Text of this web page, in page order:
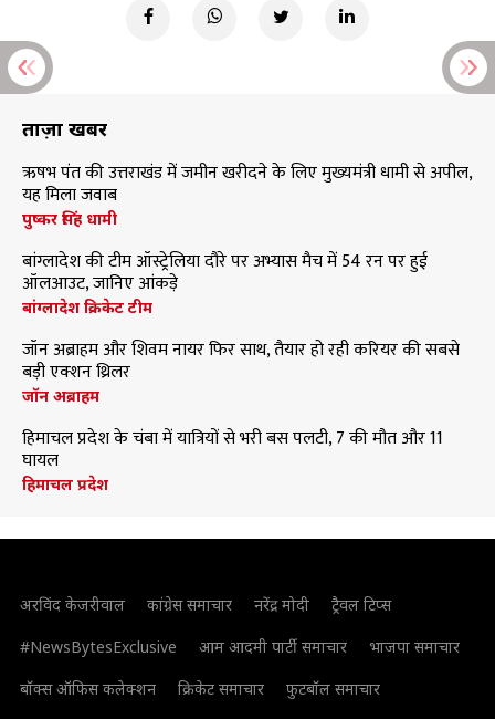
ताज़ा खबरें
ऋषभ पंत की उत्तराखंड में जमीन खरीदने के लिए मुख्यमंत्री धामी से अपील,
यह मिला जवाब
पुष्कर सिंह धामी
बांग्लादेश की टीम ऑस्ट्रेलिया दौरे पर अभ्यास मैच में 54 रन पर हुई
ऑलआउट, जानिए आंकड़े
बांग्लादेश क्रिकेट टीम
जॉन अब्राहम और शिवम नायर फिर साथ, तैयार हो रही करियर की सबसे
बड़ी एक्शन थ्रिलर
जॉन अब्राहम
हिमाचल प्रदेश के चंबा में यात्रियों से भरी बस पलटी, 7 की मौत और 11
घायल
हिमाचल प्रदेश
अरविंद केजरीवाल कांग्रेस समाचार नरेंद्र मोदी
ट्रैवल टिप्स
#NewsBytesExclusive
आम आदमी पार्टी समाचार
भाजपा समाचार
बॉक्स ऑफिस कलेक्शन
क्रिकेट समाचार फुटबॉल समाचार